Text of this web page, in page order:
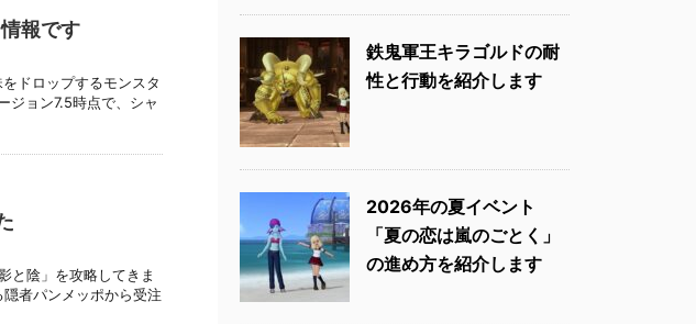
報です
ドロップするモンスタ
ジョン7.5時点で、シャ
と陰」を攻略してきま
者パンメッポから受注
鉄鬼軍王キラゴルドの耐
性と行動を紹介します
2026年の夏イベント
「夏の恋は嵐のごとく」
の進め方を紹介します